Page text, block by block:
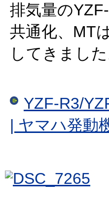
排気量の
共通化、MT
してきました
YZF-R3/
| ヤマハ発動